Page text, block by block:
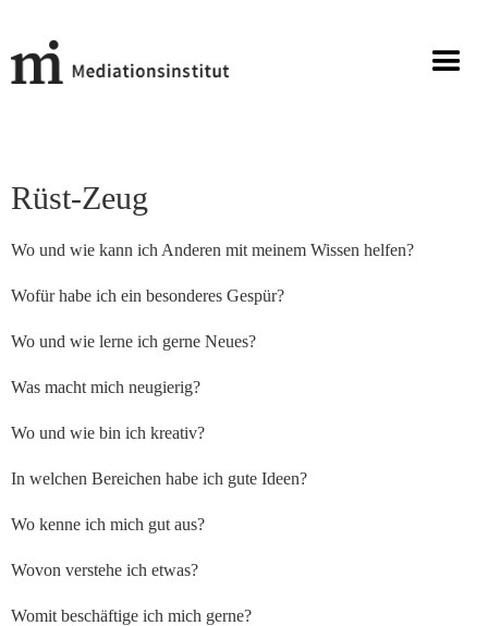
Rüst-Zeug
Wo und wie kann ich Anderen mit meinem Wissen helfen?
Wofür habe ich ein besonderes Gespür?
Wo und wie lerne ich gerne Neues?
Was macht mich neugierig?
Wo und wie bin ich kreativ?
In welchen Bereichen habe ich gute Ideen?
Wo kenne ich mich gut aus?
Wovon verstehe ich etwas?
Womit beschäftige ich mich gerne?